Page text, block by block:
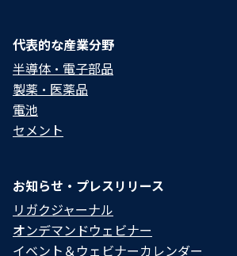
代表的な産業分野
半導体・電子部品
製薬・医薬品
電池
セメント
お知らせ・プレスリリース
リガクジャーナル
オンデマンドウェビナー
イベント＆ウェビナーカレンダー